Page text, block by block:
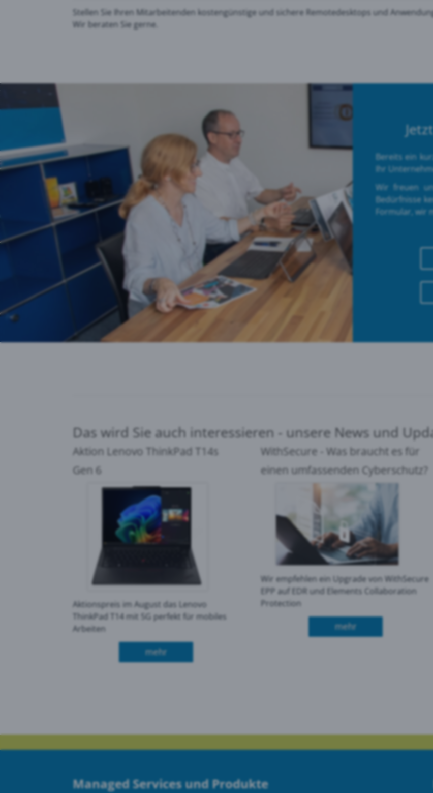
Stellen Sie Ihren Mitarbeitenden kostengünstige und sichere Remotedesktops und
Wir beraten Sie gerne.
Bereits ein
Ihr
Wir freuen
Bedürfnisse
Formular, wir
Das wird Sie auch interessieren - unsere News und
Aktion Lenovo ThinkPad T14s
Gen 6
Aktionspreis im August das Lenovo
ThinkPad T14 mit 5G perfekt für mobiles
Arbeiten
mehrüber Aktion Lenovo ThinkPad T14s Gen 6
WithSecure - Was braucht es für
einen umfassenden Cyberschutz?
Wir empfehlen ein Upgrade von WithSecure
EPP auf EDR und Elements Collaboration
Protection
mehrüber WithSecure -
Managed Services und Produkte